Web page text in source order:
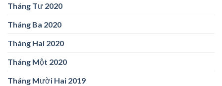
Tháng Tư 2020
Tháng Ba 2020
Tháng Hai 2020
Tháng Một 2020
Tháng Mười Hai 2019